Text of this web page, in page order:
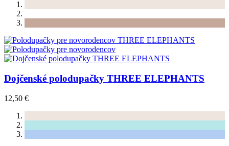
Dojčenské polodupačky THREE ELEPHANTS
12,50 €